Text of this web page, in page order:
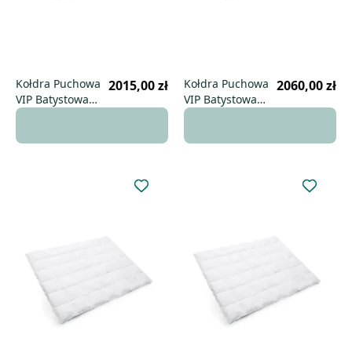
Kołdra Puchowa
VIP Batystowa
155x200 zimowa
2015,00 zł
Kołdra Puchowa
VIP Batystowa
160x200 zimowa
2060,00 zł